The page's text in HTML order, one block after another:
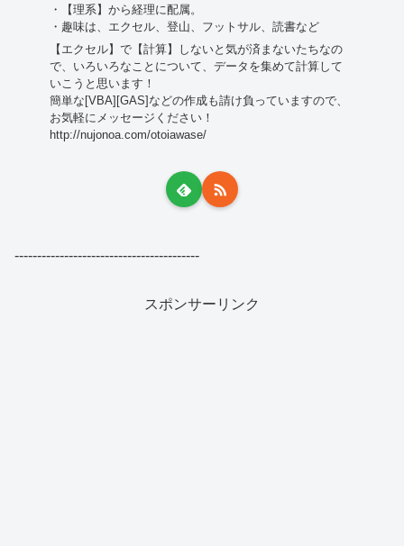
・【理系】から経理に配属。
・趣味は、エクセル、登山、フットサル、読書など
【エクセル】で【計算】しないと気が済まないたちなの
で、いろいろなことについて、データを集めて計算して
いこうと思います！
簡単な[VBA][GAS]などの作成も請け負っていますので、
お気軽にメッセージください！
http://nujonoa.com/otoiawase/
-----------------------------------------
スポンサーリンク